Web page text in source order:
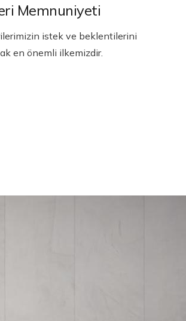
Memnuniyeti
istek ve beklentilerini
en önemli ilkemizdir.